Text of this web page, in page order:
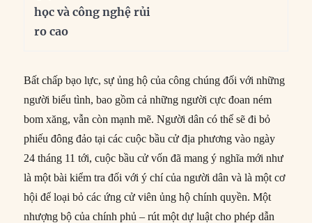
học và công nghệ rủi
ro cao
Bất chấp bạo lực, sự ủng hộ của công chúng đối với những
người biểu tình, bao gồm cả những người cực đoan ném
bom xăng, vẫn còn mạnh mẽ. Người dân có thể sẽ đi bỏ
phiếu đông đảo tại các cuộc bầu cử địa phương vào ngày
24 tháng 11 tới, cuộc bầu cử vốn đã mang ý nghĩa mới như
là một bài kiểm tra đối với ý chí của người dân và là một cơ
hội để loại bỏ các ứng cử viên ủng hộ chính quyền. Một
nhượng bộ của chính phủ – rút một dự luật cho phép dẫn